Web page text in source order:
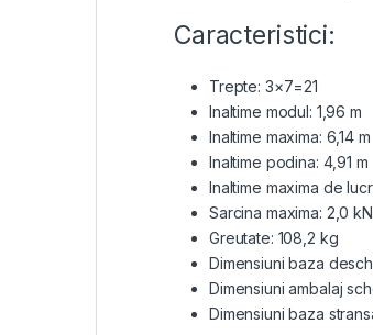
Caracteristici:
Trepte: 3×7=21
Inaltime modul: 1,96 m
Inaltime maxima: 6,14 m
Inaltime podina: 4,91 m
Inaltime maxima de
Sarcina maxima: 2,0
Greutate: 108,2 kg
Dimensiuni baza
Dimensiuni ambalaj
Dimensiuni baza